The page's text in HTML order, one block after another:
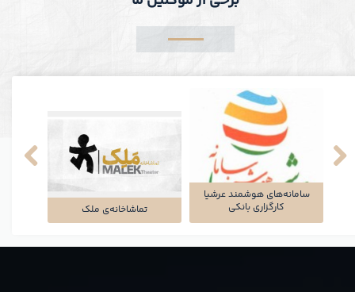
تماشاخانه‌ی ملک
سامانه‌های هوشمند عرشیا
کارگزاری بانکی